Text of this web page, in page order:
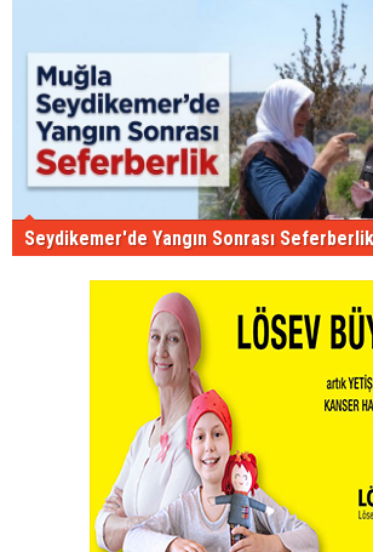
Seydikemer'de Yangın Sonrası Seferberlik